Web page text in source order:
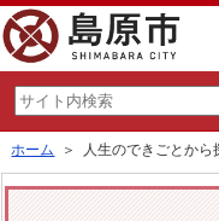
ホーム ＞ 人生のできごとから